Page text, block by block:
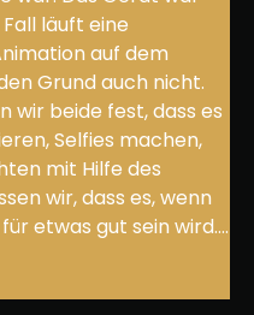
läuft eine
auf dem
Grund auch nicht.
wir beide fest, dass es
Selfies machen,
mit Hilfe des
wir, dass es, wenn
etwas gut sein wird….